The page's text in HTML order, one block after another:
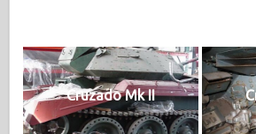
le Journal
Los kits
Cruzado Mk II